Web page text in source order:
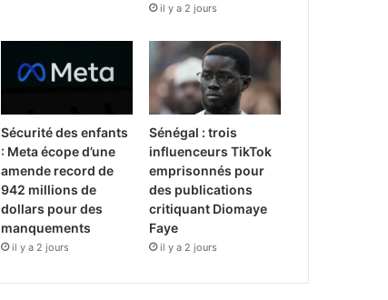
il y a 2 jours
Sécurité des enfants
: Meta écope d’une
amende record de
942 millions de
dollars pour des
manquements
il y a 2 jours
Sénégal : trois
influenceurs TikTok
emprisonnés pour
des publications
critiquant Diomaye
Faye
il y a 2 jours